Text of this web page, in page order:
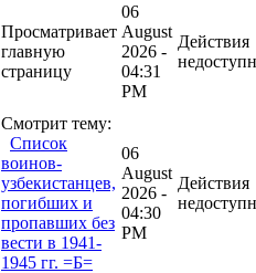
Просматривает
главную
страницу
06
August
2026 -
04:31
PM
Действия
Смотрит тему:
Список
воинов-
узбекистанцев,
погибших и
пропавших без
вести в 1941-
1945 гг. =Б=
06
August
2026 -
04:30
PM
Действия